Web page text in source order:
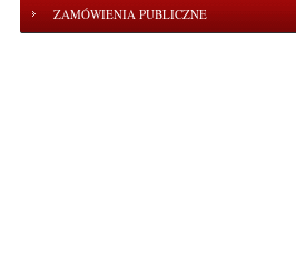
ZAMÓWIENIA PUBLICZNE